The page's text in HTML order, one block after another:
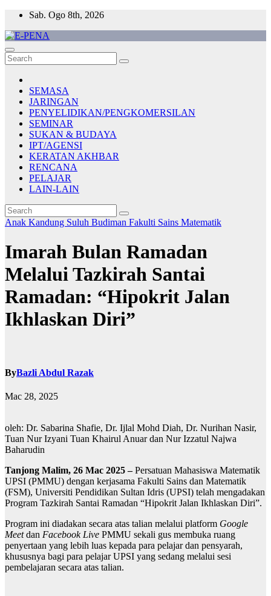
Skip
content
Sab. Ogo 8th, 2026
E-PENA
Berita Digital Terkini
SEMASA
JARINGAN
PENYELIDIKAN/PENGKOMERSILAN
SEMINAR
SUKAN & BUDAYA
IPT/AGENSI
KERATAN AKHBAR
RENCANA
PELAJAR
LAIN-LAIN
Anak Kandung Suluh Budiman Fakulti Sains Matematik
Imarah Bulan Ramadan
Melalui Tazkirah Santai
Ramadan: “Hipokrit Jalan
Ikhlaskan Diri”
ByBazli Abdul Razak
Mac 28, 2025
oleh: Dr. Sabarina Shafie, Dr. Ijlal Mohd Diah, Dr. Nurihan Nasir,
Tuan Nur Izyani Tuan Khairul Anuar dan Nur Izzatul Najwa
Baharudin
Tanjong Malim, 26 Mac 2025 –Persatuan Mahasiswa Matematik
UPSI (PMMU) dengan kerjasama Fakulti Sains dan Matematik
(FSM), Universiti Pendidikan Sultan Idris (UPSI) telah mengadakan
Program Tazkirah Santai Ramadan “Hipokrit Jalan Ikhlaskan Diri”.
Program ini diadakan secara atas talian melalui platform Google
Meetdan Facebook Live PMMU sekali gus membuka ruang
penyertaan yang lebih luas kepada para pelajar dan pensyarah,
khususnya bagi para pelajar UPSI yang sedang melalui sesi
pembelajaran secara atas talian.